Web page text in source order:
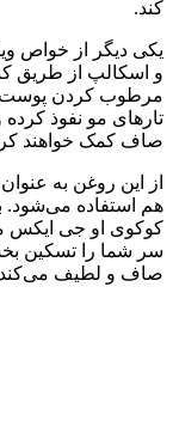
کند.
یکی دیگر از خواص
و اسکالپ از طریق
مرطوب کردن پوست
تارهای مو نفوذ
صاف کمک خواهند
از این روغن به
هم استفاده می‌شود.
کوکوی او جی ایکس
سر شما را تسکین
صاف و لطیف